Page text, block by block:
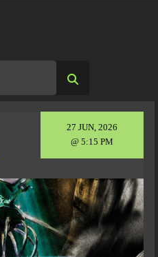
for:
27 JUN, 2026
@ 5:15 PM